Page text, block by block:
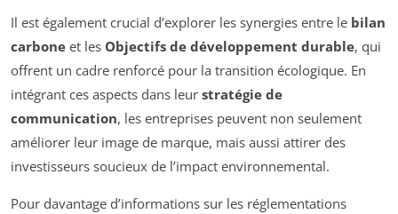
Il est également crucial d’explorer les synergies entre le bilan
carbone et les Objectifs de développement durable, qui
offrent un cadre renforcé pour la transition écologique. En
intégrant ces aspects dans leur stratégie de
communication, les entreprises peuvent non seulement
améliorer leur image de marque, mais aussi attirer des
investisseurs soucieux de l’impact environnemental.
Pour davantage d’informations sur les réglementations